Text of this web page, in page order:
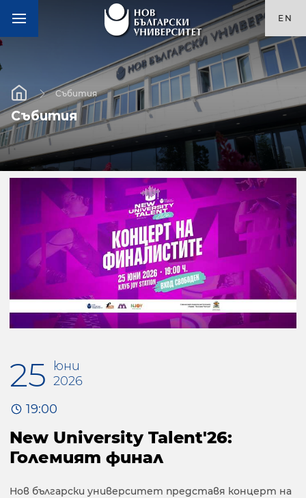
EN
Събития
Събития
25
юни
2026
19:00
New University Talent'26:
Големият финал
Нов български университет представя концерт на